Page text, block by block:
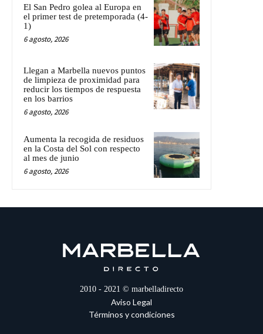
El San Pedro golea al Europa en
el primer test de pretemporada (4-
1)
6 agosto, 2026
Llegan a Marbella nuevos puntos
de limpieza de proximidad para
reducir los tiempos de respuesta
en los barrios
6 agosto, 2026
Aumenta la recogida de residuos
en la Costa del Sol con respecto
al mes de junio
6 agosto, 2026
2010 - 2021 © marbelladirecto
Aviso Legal
Términos y condiciones